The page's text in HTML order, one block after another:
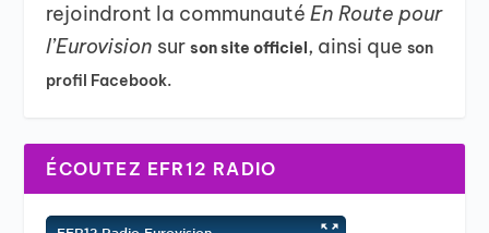
rejoindront la communautéEn Route pour
l’Eurovision surson site officiel, ainsi queson
profil Facebook.
ÉCOUTEZ EFR12 RADIO